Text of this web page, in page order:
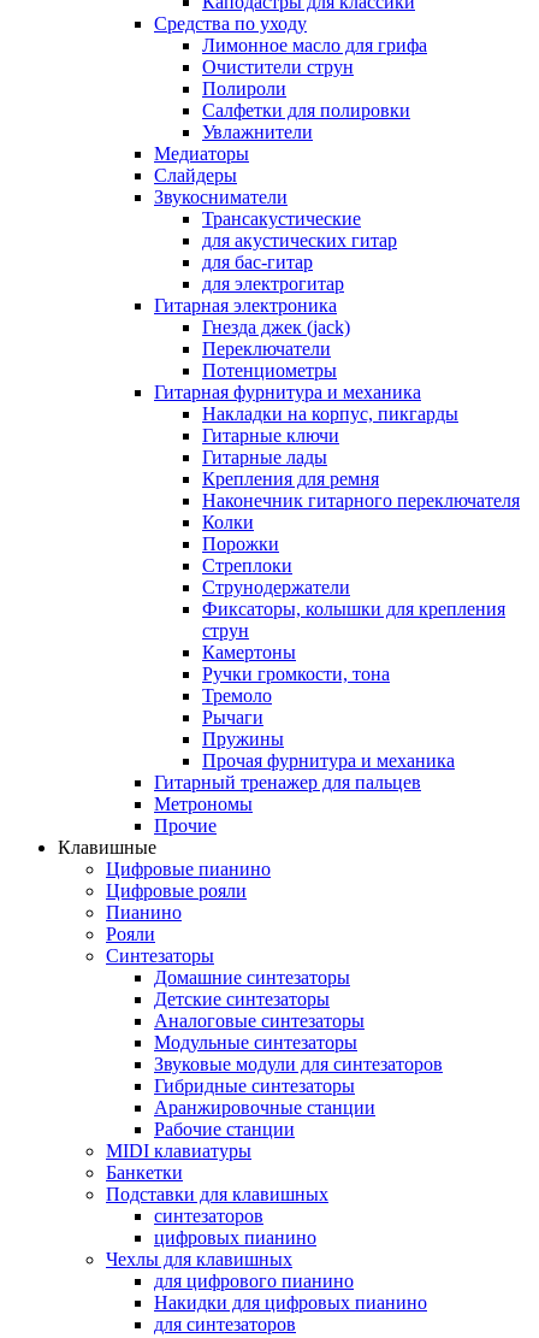
Средства по уходу
Лимонное масло для грифа
Очистители струн
Полироли
Салфетки для полировки
Увлажнители
Медиаторы
Слайдеры
Звукосниматели
Трансакустические
для акустических гитар
для бас-гитар
для электрогитар
Гитарная электроника
Гнезда джек (jack)
Переключатели
Потенциометры
Гитарная фурнитура и механика
Накладки на корпус, пикгарды
Гитарные ключи
Гитарные лады
Крепления для ремня
Наконечник гитарного переключателя
Колки
Порожки
Стреплоки
Струнодержатели
Фиксаторы, колышки для крепления
струн
Камертоны
Ручки громкости, тона
Тремоло
Рычаги
Пружины
Прочая фурнитура и механика
Гитарный тренажер для пальцев
Метрономы
Прочие
Клавишные
Цифровые пианино
Цифровые рояли
Пианино
Рояли
Синтезаторы
Домашние синтезаторы
Детские синтезаторы
Аналоговые синтезаторы
Модульные синтезаторы
Звуковые модули для синтезаторов
Гибридные синтезаторы
Аранжировочные станции
Рабочие станции
MIDI клавиатуры
Банкетки
Подставки для клавишных
синтезаторов
цифровых пианино
Чехлы для клавишных
для цифрового пианино
Накидки для цифровых пианино
для синтезаторов